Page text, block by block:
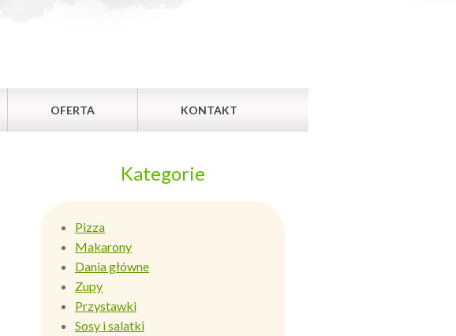
OFERTA KONTAKT
Kategorie
Pizza
Makarony
Dania główne
Zupy
Przystawki
Sosy i salatki